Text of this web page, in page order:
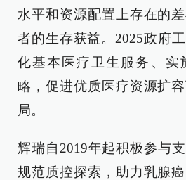
水平和资源配置上存在的
者的生存获益。2025政府
化基本医疗卫生服务、实
略，促进优质医疗资源扩
局。
辉瑞自2019年起积极参与
规范质控探索，助力乳腺